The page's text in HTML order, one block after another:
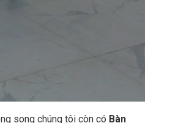
song chúng tôi còn có Bàn